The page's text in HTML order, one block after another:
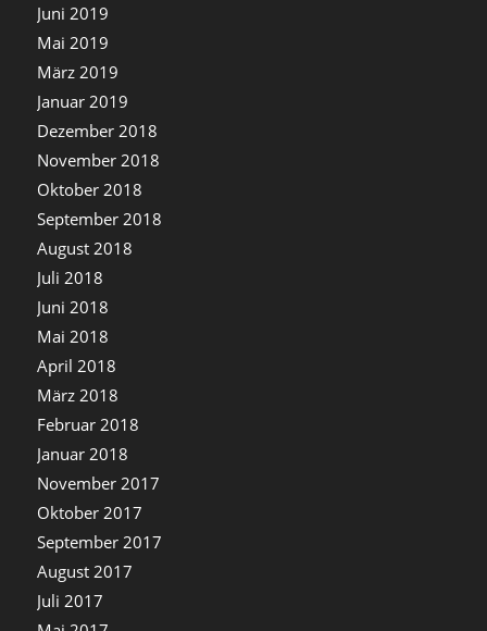
Juni 2019
Mai 2019
März 2019
Januar 2019
Dezember 2018
November 2018
Oktober 2018
September 2018
August 2018
Juli 2018
Juni 2018
Mai 2018
April 2018
März 2018
Februar 2018
Januar 2018
November 2017
Oktober 2017
September 2017
August 2017
Juli 2017